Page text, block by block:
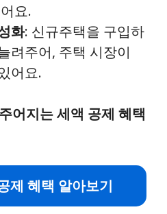
요.
화: 신규주택을 구입하
려주어, 주택 시장이
어요.
어지는 세액 공제 혜택
제 혜택 알아보기